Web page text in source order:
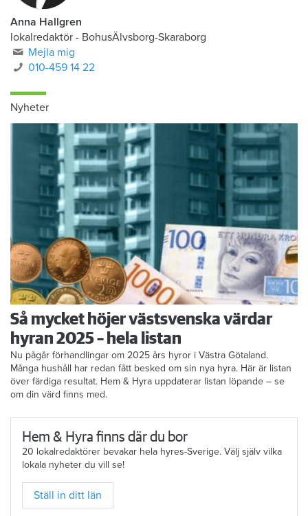
Anna Hallgren
lokalredaktör - BohusÄlvsborg-Skaraborg
Mejla mig
010-459 14 22
Nyheter
Så mycket höjer västsvenska värdar
hyran 2025 – hela listan
Nu pågår förhandlingar om 2025 års hyror i Västra Götaland.
Många hushåll har redan fått besked om sin nya hyra. Här är listan
över färdiga resultat. Hem & Hyra uppdaterar listan löpande – se
om din värd finns med.
Hem & Hyra finns där du bor
20 lokalredaktörer bevakar hela hyres-Sverige. Välj själv vilka
lokala nyheter du vill se!
Ställ in ditt län